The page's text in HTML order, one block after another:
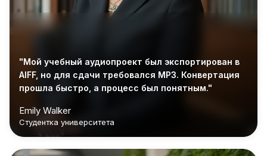
"Мой учебный аудиопроект был экспортирован в
AIFF, но для сдачи требовался MP3. Конвертация
прошла быстро, а процесс был понятным."
Emily Walker
Студентка университета